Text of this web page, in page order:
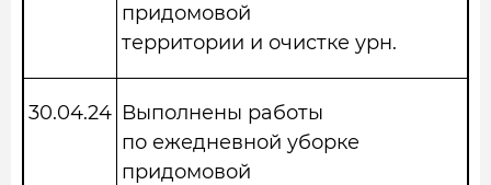
придомовой
территории и очистке урн.
30.04.24 Выполнены работы
по ежедневной уборке
придомовой